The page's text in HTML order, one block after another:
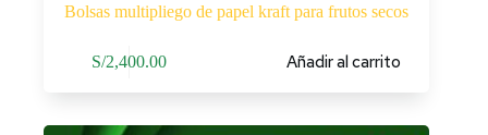
Bolsas multipliego de papel kraft para frutos secos
S/2,400.00 Añadir al carrito